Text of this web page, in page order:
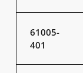
61005-
401